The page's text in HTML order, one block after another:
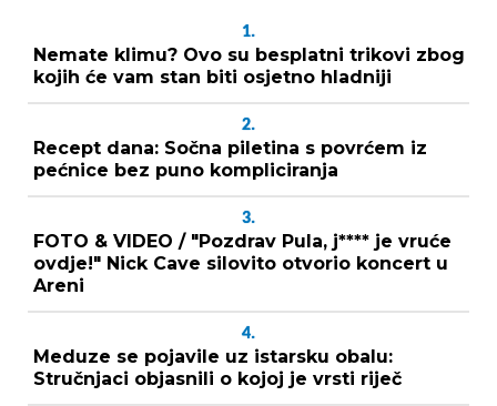
1.
Nemate klimu? Ovo su besplatni trikovi zbog
kojih će vam stan biti osjetno hladniji
2.
Recept dana: Sočna piletina s povrćem iz
pećnice bez puno kompliciranja
3.
FOTO & VIDEO / "Pozdrav Pula, j**** je vruće
ovdje!" Nick Cave silovito otvorio koncert u
Areni
4.
Meduze se pojavile uz istarsku obalu:
Stručnjaci objasnili o kojoj je vrsti riječ